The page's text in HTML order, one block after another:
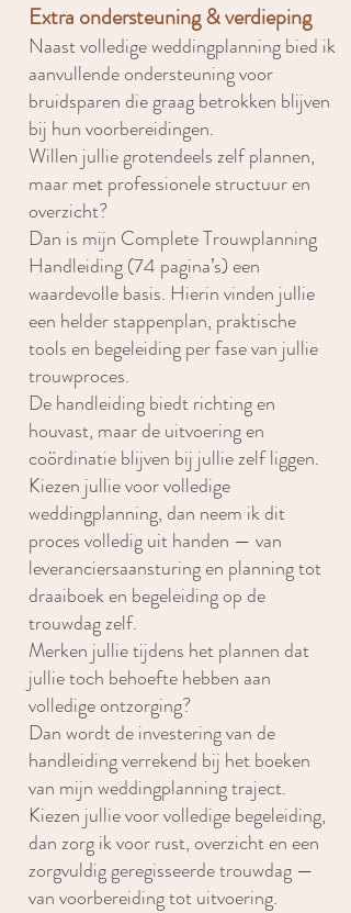
Extra ondersteuning & verdieping
Naast volledige weddingplanning bied ik
aanvullende ondersteuning voor
bruidsparen die graag betrokken blijven
bij hun voorbereidingen.
Willen jullie grotendeels zelf plannen,
maar met professionele structuur en
overzicht?
Dan is mijn Complete Trouwplanning
Handleiding (74 pagina’s) een
waardevolle basis. Hierin vinden jullie
een helder stappenplan, praktische
tools en begeleiding per fase van jullie
trouwproces.
De handleiding biedt richting en
houvast, maar de uitvoering en
coördinatie blijven bij jullie zelf liggen.
Kiezen jullie voor volledige
weddingplanning, dan neem ik dit
proces volledig uit handen — van
leveranciersaansturing en planning tot
draaiboek en begeleiding op de
trouwdag zelf.
Merken jullie tijdens het plannen dat
jullie toch behoefte hebben aan
volledige ontzorging?
Dan wordt de investering van de
handleiding verrekend bij het boeken
van mijn weddingplanning traject.
Kiezen jullie voor volledige begeleiding,
dan zorg ik voor rust, overzicht en een
zorgvuldig geregisseerde trouwdag —
van voorbereiding tot uitvoering.